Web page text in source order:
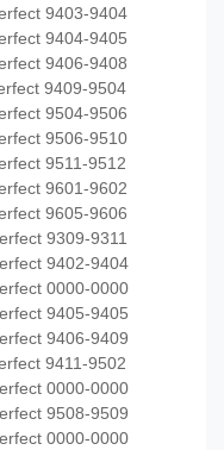
9403-9404
9404-9405
9406-9408
9409-9504
9504-9506
9506-9510
9511-9512
9601-9602
9605-9606
9309-9311
9402-9404
0000-0000
9405-9405
9406-9409
9411-9502
0000-0000
9508-9509
0000-0000